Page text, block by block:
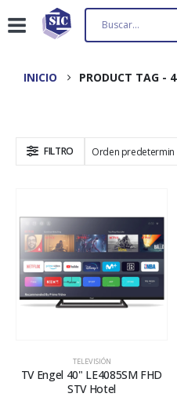
INICIO PRODUCT TAG -
FILTRO
TELEVISIÓN
TV Engel 40" LE4085SM FHD
STV Hotel